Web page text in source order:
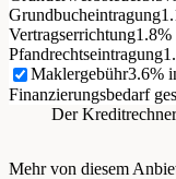
Grundbucheintragung
Vertragserrichtung
Pfandrechtseintragung
Maklergebühr3.6%
Finanzierungsbedarf
Der
Mehr von diesem